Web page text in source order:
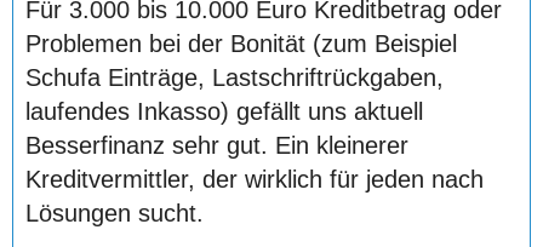
Für 3.000 bis 10.000 Euro Kreditbetrag oder
Problemen bei der Bonität (zum Beispiel
Schufa Einträge, Lastschriftrückgaben,
laufendes Inkasso) gefällt uns aktuell
Besserfinanz sehr gut. Ein kleinerer
Kreditvermittler, der wirklich für jeden nach
Lösungen sucht.